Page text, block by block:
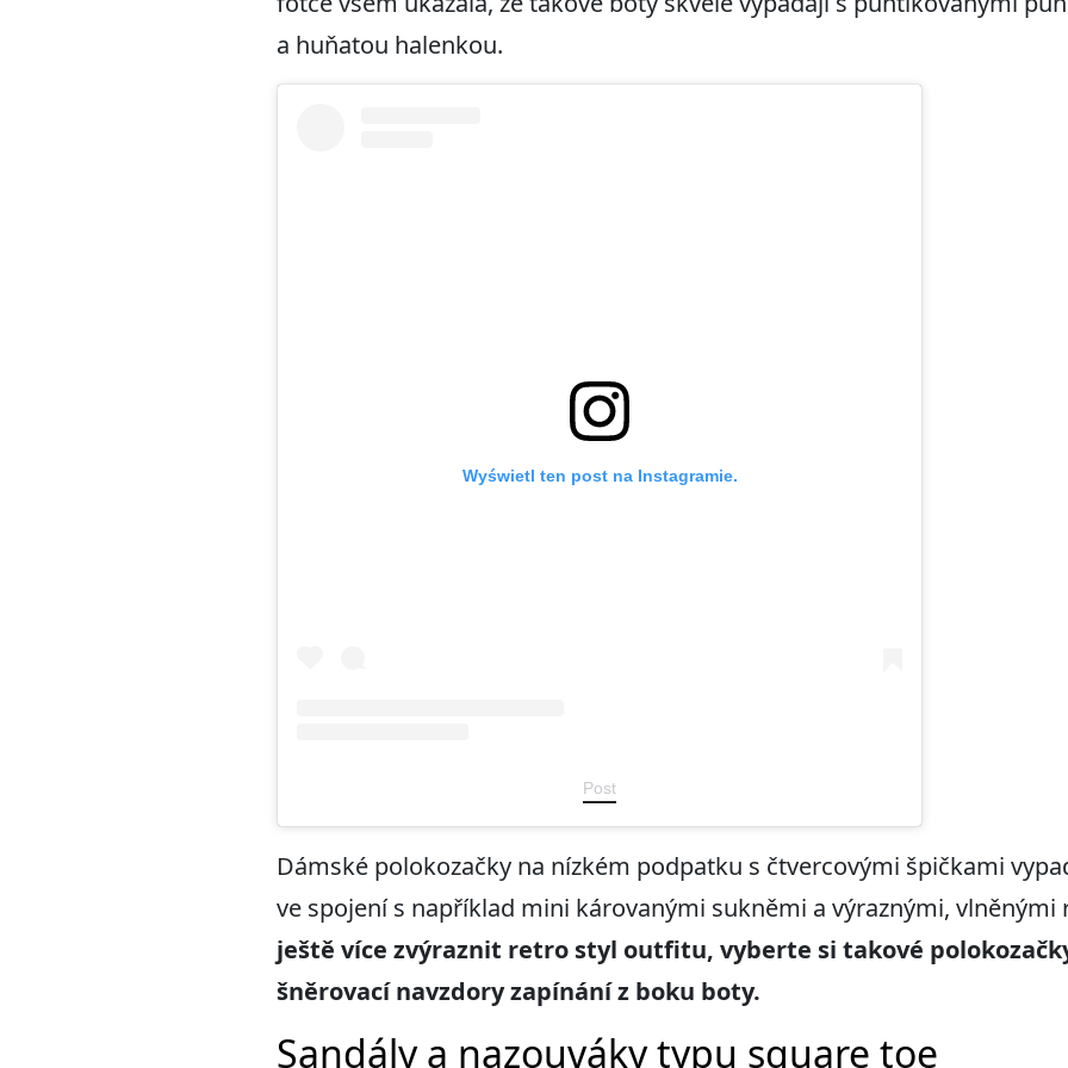
a huňatou halenkou.
Wyświetl ten post na Instagramie.
Post
Dámské polokozačky na nízkém podpatku s čtvercovými špičkami
ve spojení s například mini károvanými sukněmi a výraznými, vlněnými
ještě více zvýraznit retro styl outfitu, vyberte si takové
šněrovací navzdory zapínání z boku boty.
Sandály a nazouváky typu square toe